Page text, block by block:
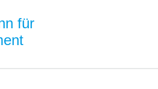
für